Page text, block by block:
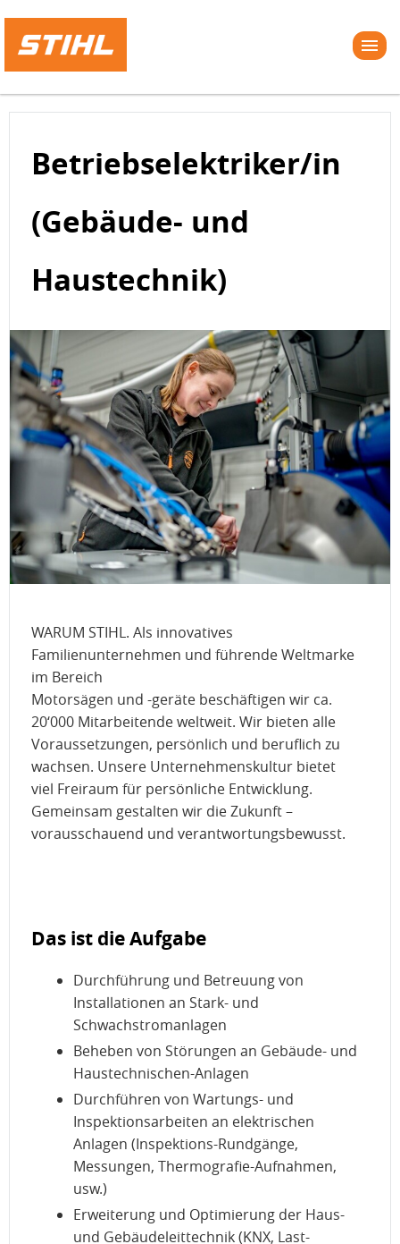
Betriebselektriker/in
(Gebäude- und
Haustechnik)
WARUM STIHL. Als innovatives
Familienunternehmen und führende Weltmarke
im Bereich
Motorsägen und -geräte beschäftigen wir ca.
20‘000 Mitarbeitende weltweit. Wir bieten alle
Voraussetzungen, persönlich und beruflich zu
wachsen. Unsere Unternehmenskultur bietet
viel Freiraum für persönliche Entwicklung.
Gemeinsam gestalten wir die Zukunft –
vorausschauend und verantwortungsbewusst.
Das ist die Aufgabe
Durchführung und Betreuung von
Installationen an Stark- und
Schwachstromanlagen
Beheben von Störungen an Gebäude- und
Haustechnischen-Anlagen
Durchführen von Wartungs- und
Inspektionsarbeiten an elektrischen
Anlagen (Inspektions-Rundgänge,
Messungen, Thermografie-Aufnahmen,
usw.)
Erweiterung und Optimierung der Haus-
und Gebäudeleittechnik (KNX, Last-